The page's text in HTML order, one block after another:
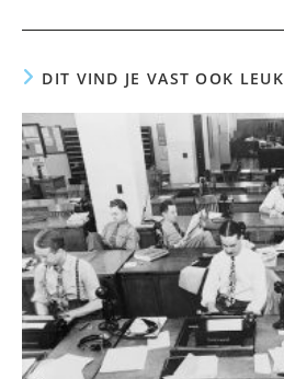
DIT VIND JE VAST OOK LEUK